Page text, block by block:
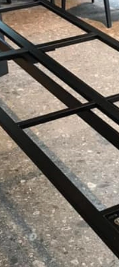
CHÂN GHẾ ĐƠN BJS-D298
760.000₫
CHÂN BÀN INOX TRÒN MẠ VÀNG